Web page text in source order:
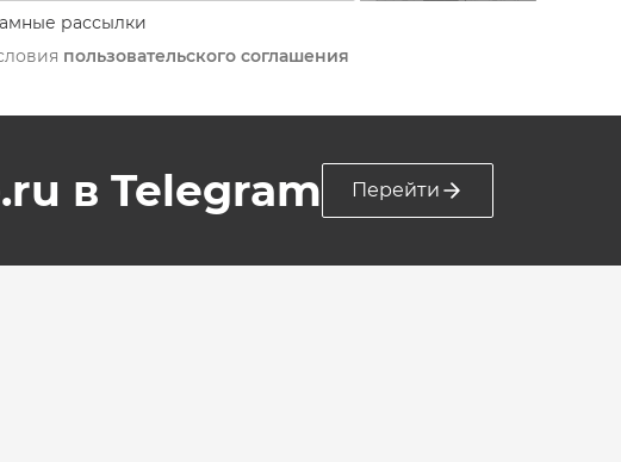
рассылки
пользовательского соглашения
в Telegram Перейти